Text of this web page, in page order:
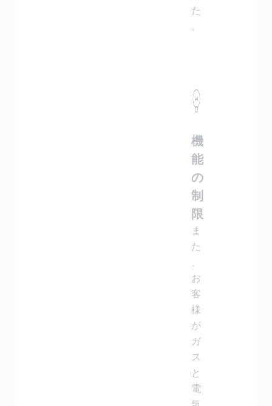
た
。
機
能
の
制
限
ま
た
お
客
様
が
ガ
ス
と
電